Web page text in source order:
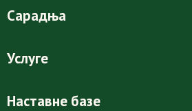
Сарадња
Услуге
Наставне базе